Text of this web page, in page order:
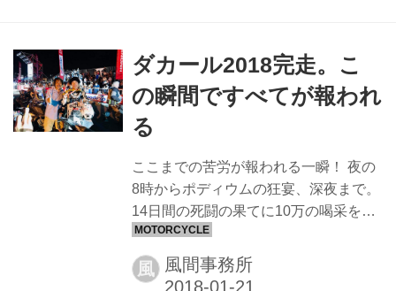
ぎ、2、3日前から話す様になったライ
ダーがパーツさえ手に入ればオレが一
緒に直すと言ってくれた。 なるべく睡
眠時間を確保したいダカールのレース
く自分の睡眠時間を投げ出してくれる
と言った。 また別のヤツは同じヤマハ
系のライダーにパーツの有無と対処...
ダカール2018完走。こ
の瞬間ですべてが報われ
る
ここまでの苦労が報われる一瞬！ 夜の
8時からポディウムの狂宴、深夜まで。
14日間の死闘の果てに10万の喝采を浴
びる気分は何とも言えない。去年より
幾分厚くなったメダルを下げてご満悦
の晋之介。 ヤマハマシン2位と言うこ
風 風間事務所